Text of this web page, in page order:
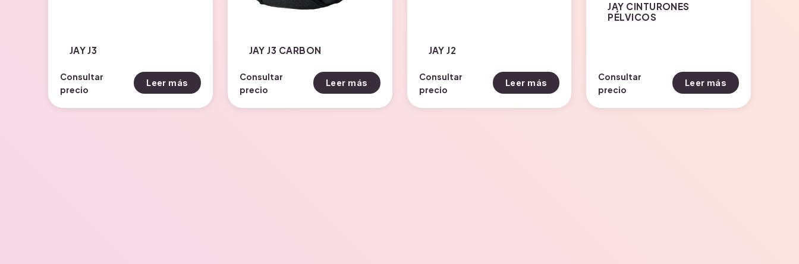
JAY J3
Consultar
precio
Leer más
JAY J3 CARBON
Consultar
precio
Leer más
JAY J2
Consultar
precio
Leer más
JAY CINTURONES
PÉLVICOS
Consultar
precio
Leer más